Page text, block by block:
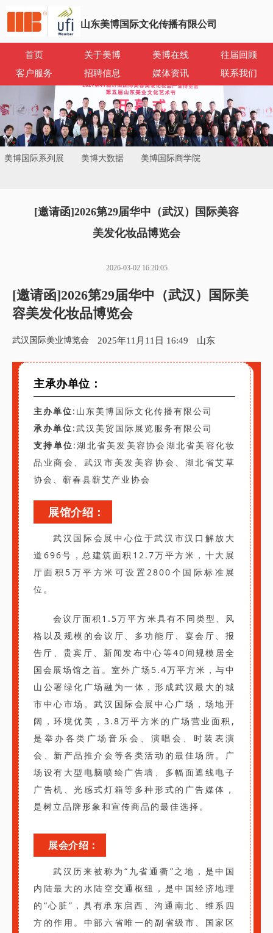
山东美博国际文化传播有限公司
首页 关于美博 美博在线
往届回顾
客户服务
招聘信息 媒体资讯 联系我们
美博国际系列展 美博大数据 美博国际商学院
[邀请函]2026第29届华中（武汉）国际美容
美发化妆品博览会
2026-03-02 16:20:05
[邀请函]2026第29届华中（武汉）国际美
容美发化妆品博览会
武汉国际美业博览会 2025年11月11日 16:49 山东
主承办单位：
主办单位:山东美博国际文化传播有限公司
承办单位:武汉美贸国际展览服务有限公司
支持单位:湖北省美发美容协会湖北省美容化妆
品业商会、武汉市美发美容协会、湖北省艾草
协会、蕲春县蕲艾产业协会
展馆介绍：
武汉国际会展中心位于武汉市汉口解放大
道696号，总建筑面积12.7万平方米，十大展
厅面积5万平方米可设置2800个国际标准展
位。
会议厅面积1.5万平方米具有不同类型、风
格以及规模的会议厅、多功能厅、宴会厅、报
告厅、贵宾厅、新闻发布中心等40间规模居全
国会展场馆之首。室外广场5.4万平方米，与中
山公署绿化广场融为一体，形成武汉最大的城
市中心市场。武汉国际会展中心广场，场地开
阔，环境优美，3.8万平方米的广场营业面积,
是举办各类广场音乐会、演唱会、时装表演
会、新产品推介会等各类活动的最佳场所。广
场设有大型电脑喷绘广告墙、多幅面遮线电子
广告机、光感式灯箱等多种形式的广告媒体，
是树立品牌形象和宣传商品的最佳选择。
展会介绍：
武汉历来被称为“九省通衢”之地，是中国
内陆最大的水陆空交通枢纽，是中国经济地理
的“心脏”，具有承东启西、沟通南北、维系四
方的作用。中部六省唯一的副省级市、国家区